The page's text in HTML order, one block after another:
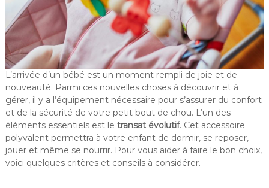
i
t
é
p
a
r
A
u
b
i
n
L’arrivée d’un bébé est un moment rempli de joie et de
nouveauté. Parmi ces nouvelles choses à découvrir et à
gérer, il y a l’équipement nécessaire pour s’assurer du confort
et de la sécurité de votre petit bout de chou. L’un des
éléments essentiels est le transat évolutif. Cet accessoire
polyvalent permettra à votre enfant de dormir, se reposer,
jouer et même se nourrir. Pour vous aider à faire le bon choix,
voici quelques critères et conseils à considérer.